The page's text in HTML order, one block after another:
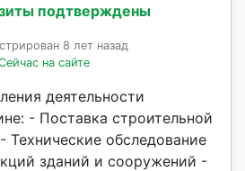
подтверждены
8 лет назад
на сайте
деятельности
- Поставка строительной
Технические обследование
зданий и сооружений -